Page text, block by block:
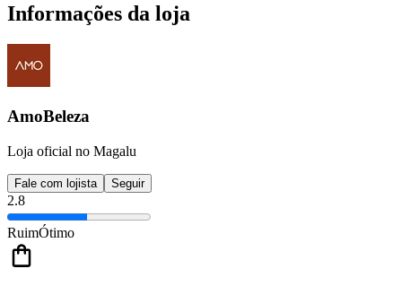
Informações da loja
AmoBeleza
Loja oficial no Magalu
Fale com lojista Seguir
2.8
RuimÓtimo